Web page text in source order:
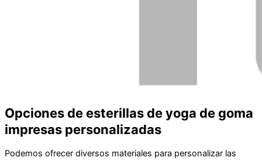
Opciones de esterillas de yoga de goma
impresas personalizadas
Podemos ofrecer diversos materiales para personalizar las